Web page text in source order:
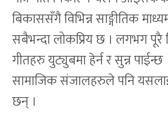
बिकाससँगै विभिन्न साङ्गीतिक
सबैभन्दा लोकप्रिय छ । लगभग पूरै
गीतहरु युट्युबमा हेर्न र सुन्न पाईन्छ
सामाजिक संजालहरुले पनि
छन् ।